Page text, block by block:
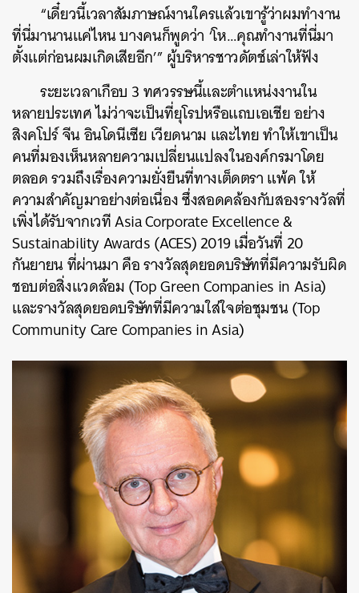
“เดี๋ยวนี้เวลาสัมภาษณ์งานใครแล้วเขารู้ว่าผมทำงาน
ที่นี่มานานแค่ไหน บางคนก็พูดว่า ‘โห…คุณทำงานที่นี่มา
ตั้งแต่ก่อนผมเกิดเสียอีก’” ผู้บริหารชาวดัตช์เล่าให้ฟัง
ระยะเวลาเกือบ 3 ทศวรรษนี้และตำแหน่งงานใน
หลายประเทศ ไม่ว่าจะเป็นที่ยุโรปหรือแถบเอเชีย อย่าง
สิงคโปร์ จีน อินโดนีเซีย เวียดนาม และไทย ทำให้เขาเป็น
คนที่มองเห็นหลายความเปลี่ยนแปลงในองค์กรมาโดย
ตลอด รวมถึงเรื่องความยั่งยืนที่ทางเต็ดตรา แพ้ค ให้
ความสำคัญมาอย่างต่อเนื่อง ซึ่งสอดคล้องกับสองรางวัลที่
เพิ่งได้รับจากเวที Asia Corporate Excellence &
Sustainability Awards (ACES) 2019 เมื่อวันที่ 20
กันยายน ที่ผ่านมา คือ รางวัลสุดยอดบริษัทที่มีความรับผิด
ชอบต่อสิ่งแวดล้อม (Top Green Companies in Asia)
และรางวัลสุดยอดบริษัทที่มีความใส่ใจต่อชุมชน (Top
Community Care Companies in Asia)